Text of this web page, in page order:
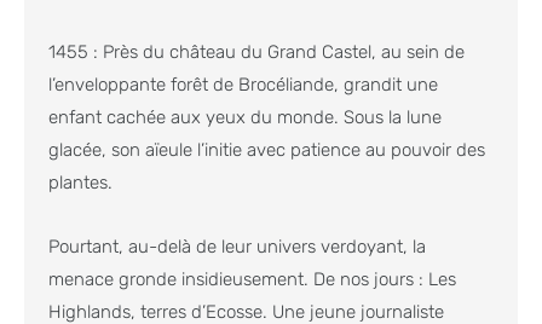
1455 : Près du château du Grand Castel, au sein de
l’enveloppante forêt de Brocéliande, grandit une
enfant cachée aux yeux du monde. Sous la lune
glacée, son aïeule l’initie avec patience au pouvoir des
plantes.
Pourtant, au-delà de leur univers verdoyant, la
menace gronde insidieusement. De nos jours : Les
Highlands, terres d’Ecosse. Une jeune journaliste